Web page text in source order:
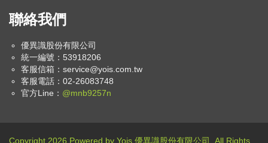
聯絡我們
優異識股份有限公司
統一編號：53918206
客服信箱： service@yois.com.tw
客服電話：02-26083748
官方Line： @mnb9257n
Copyright 2026 Powered by Yois 優異識股份有限公司. All Rights